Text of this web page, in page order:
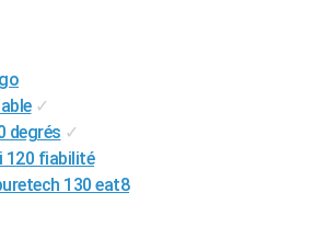
✓
degrés ✓
120 fiabilité
130 eat8